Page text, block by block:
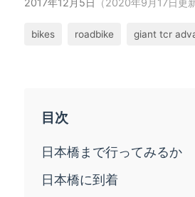
2017年12月5日 （2020年9月17日更新
bikes roadbike giant tcr
日本橋まで行ってみるか
日本橋に到着